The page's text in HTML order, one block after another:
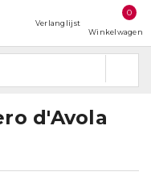
Verlanglijst
0
Winkelwagen
d'Avola